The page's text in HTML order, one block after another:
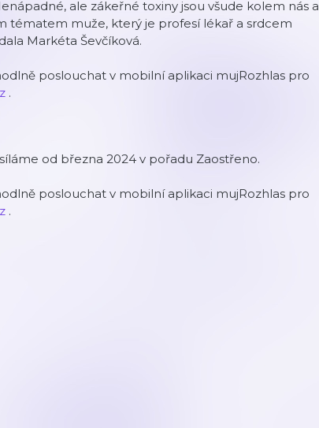
ale zákeřné toxiny jsou všude kolem nás a
tématem muže, který je profesí lékař a srdcem
Markéta Ševčíková.
poslouchat v mobilní aplikaci mujRozhlas pro
.
od března 2024 v pořadu Zaostřeno.
poslouchat v mobilní aplikaci mujRozhlas pro
.